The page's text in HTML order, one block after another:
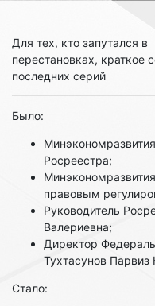
Для тех, кто запутался в
перестановках, краткое
последних серий
Было:
Росреестра;
правовым
Руководитель
Валериевна;
Директор
Тухтасунов Парвиз
Стало: